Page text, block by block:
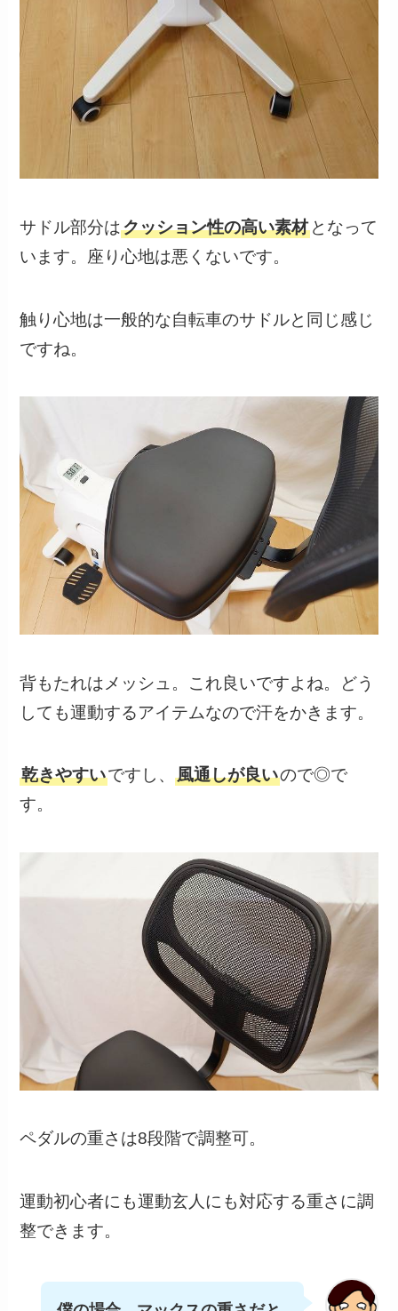
サドル部分はクッション性の高い素材 となって
います。座り心地は悪くないです。
触り心地は一般的な自転車のサドルと同じ感じ
ですね。
背もたれはメッシュ。これ良いですよね。どう
しても運動するアイテムなので汗をかきます。
乾きやすいですし、風通しが良いので◎で
す。
ペダルの重さは8段階で調整可。
運動初心者にも運動玄人にも対応する重さに調
整できます。